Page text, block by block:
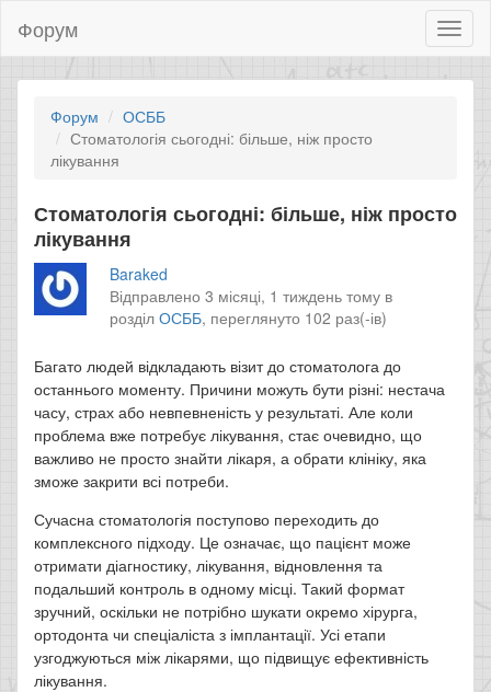
Форум
Форум
ОСББ
Стоматологія сьогодні: більше, ніж просто
лікування
Стоматологія сьогодні: більше, ніж просто
лікування
Baraked
Відправлено 3 місяці, 1 тиждень тому в
розділОСББ, переглянуто 102 раз(-ів)
Багато людей відкладають візит до стоматолога до
останнього моменту. Причини можуть бути різні: нестача
часу, страх або невпевненість у результаті. Але коли
проблема вже потребує лікування, стає очевидно, що
важливо не просто знайти лікаря, а обрати клініку, яка
зможе закрити всі потреби.
Сучасна стоматологія поступово переходить до
комплексного підходу. Це означає, що пацієнт може
отримати діагностику, лікування, відновлення та
подальший контроль в одному місці. Такий формат
зручний, оскільки не потрібно шукати окремо хірурга,
ортодонта чи спеціаліста з імплантації. Усі етапи
узгоджуються між лікарями, що підвищує ефективність
лікування.